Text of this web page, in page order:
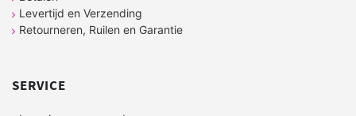
Levertijd en Verzending
Retourneren, Ruilen en Garantie
SERVICE